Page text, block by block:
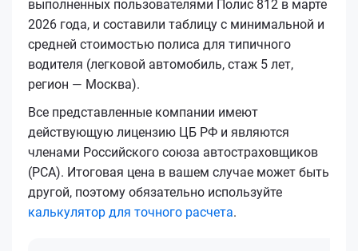
выполненных пользователями Полис 812 в марте
2026 года, и составили таблицу с минимальной и
средней стоимостью полиса для типичного
водителя (легковой автомобиль, стаж 5 лет,
регион — Москва).
Все представленные компании имеют
действующую лицензию ЦБ РФ и являются
членами Российского союза автостраховщиков
(РСА). Итоговая цена в вашем случае может быть
другой, поэтому обязательно используйте
калькулятор для точного расчета.